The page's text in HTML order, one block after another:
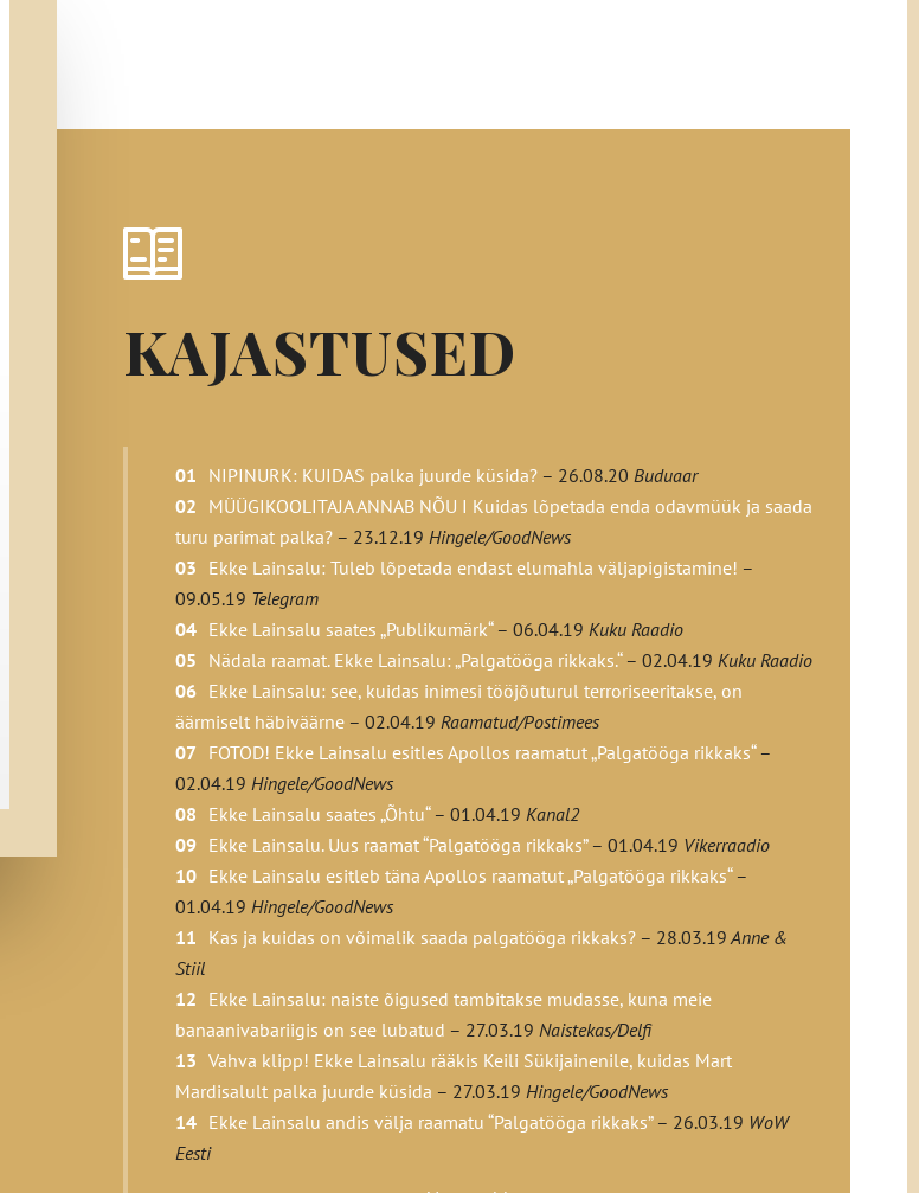
KAJASTUSED
NIPINURK: KUIDAS palka juurde küsida? – 26.08.20Buduaar
MÜÜGIKOOLITAJA ANNAB NÕU I Kuidas lõpetada enda odavmüük ja saada
turu parimat palka? – 23.12.19Hingele/GoodNews
Ekke Lainsalu: Tuleb lõpetada endast elumahla väljapigistamine! –
09.05.19 Telegram
Ekke Lainsalu saates „Publikumärk“– 06.04.19 Kuku Raadio
Nädala raamat. Ekke Lainsalu: „Palgatööga rikkaks.“– 02.04.19 Kuku Raadio
Ekke Lainsalu: see, kuidas inimesi tööjõuturul terroriseeritakse, on
äärmiselt häbiväärne – 02.04.19 Raamatud/Postimees
FOTOD! Ekke Lainsalu esitles Apollos raamatut „Palgatööga rikkaks“–
02.04.19 Hingele/GoodNews
Ekke Lainsalu saates „Õhtu“– 01.04.19 Kanal2
Ekke Lainsalu. Uus raamat “Palgatööga rikkaks”– 01.04.19 Vikerraadio
Ekke Lainsalu esitleb täna Apollos raamatut „Palgatööga rikkaks“–
01.04.19 Hingele/GoodNews
Kas ja kuidas on võimalik saada palgatööga rikkaks? – 28.03.19Anne &
Stiil
Ekke Lainsalu: naiste õigused tambitakse mudasse, kuna meie
banaanivabariigis on see lubatud – 27.03.19 Naistekas/Delfi
Vahva klipp! Ekke Lainsalu rääkis Keili Sükijainenile, kuidas Mart
Mardisalult palka juurde küsida – 27.03.19 Hingele/GoodNews
Ekke Lainsalu andis välja raamatu “Palgatööga rikkaks”– 26.03.19 WoW
Eesti